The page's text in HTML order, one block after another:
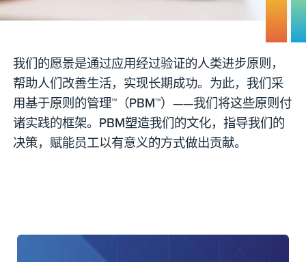
我们的愿景是通过应用经过验证的人类进步原则，
帮助人们改善生活，实现长期成功。为此，我们采
用基于原则的管理™（PBM™）——我们将这些原则付
诸实践的框架。PBM塑造我们的文化，指导我们的
决策，赋能员工以有意义的方式做出贡献。